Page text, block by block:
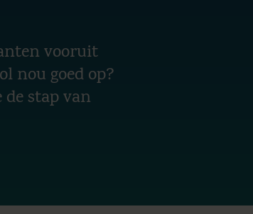
vooruit
nou goed op?
stap van